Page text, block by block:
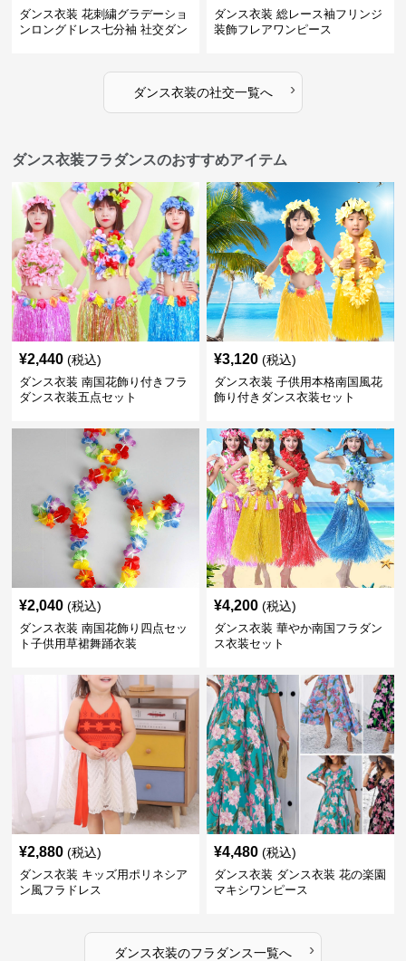
ダンス衣装 花刺繍グラデーショ
ンロングドレス七分袖 社交ダン
ダンス衣装 総レース袖フリンジ
装飾フレアワンピース
ダンス衣装の社交一覧へ ›
ダンス衣装フラダンスのおすすめアイテム
¥2,440 (税込)
ダンス衣装 南国花飾り付きフラ
ダンス衣装五点セット
¥3,120 (税込)
ダンス衣装 子供用本格南国風花
飾り付きダンス衣装セット
¥2,040 (税込)
ダンス衣装 南国花飾り四点セッ
ト子供用草裙舞踊衣装
¥4,200 (税込)
ダンス衣装 華やか南国フラダン
ス衣装セット
¥2,880 (税込)
ダンス衣装 キッズ用ポリネシア
ン風フラドレス
¥4,480 (税込)
ダンス衣装 ダンス衣装 花の楽園
マキシワンピース
ダンス衣装のフラダンス一覧へ ›